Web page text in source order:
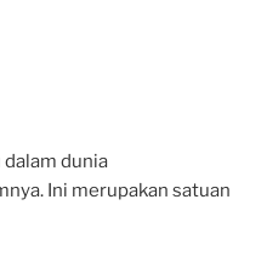
dunia
Ini merupakan satuan